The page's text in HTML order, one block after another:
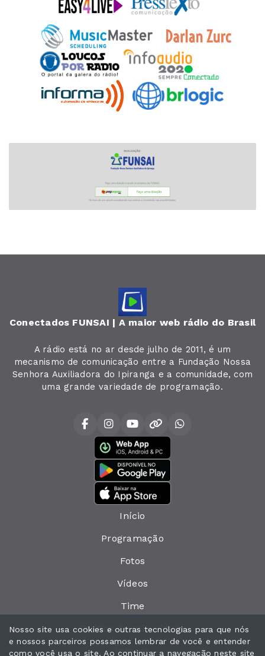
Conectados FUNSAI | A maior web rádio do Brasil
A rádio está no ar desde julho de 2011, é um
mecanismo de comunicação entre a Fundação Nossa
Senhora Auxiliadora do Ipiranga e a comunidade, com
uma grande variedade de programação.
Início
Programação
Fotos
Vídeos
Time
Política de privacidade
Interno
Nosso site usa cookies e outras tecnologias para que nós
e nossos parceiros possamos lembrar de você e entender
como você usa o site. Ao continuar a navegação neste site